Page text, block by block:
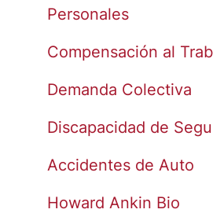
Personales
Compensación al
Demanda Colectiva
Discapacidad de
Accidentes de Auto
Howard Ankin Bio